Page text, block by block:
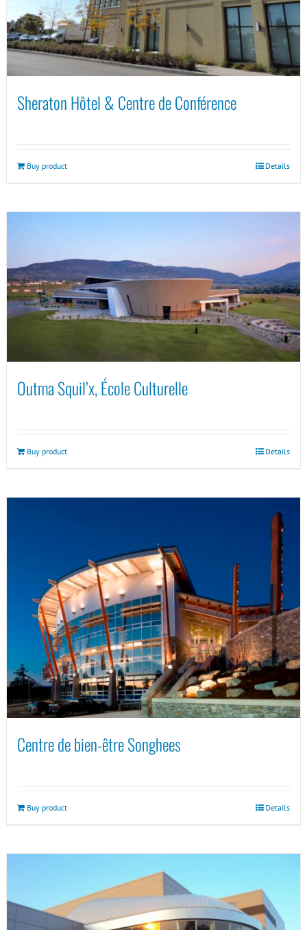
Sheraton Hôtel & Centre de Conférence
Buy product Details
Outma Squil’x, École Culturelle
Buy product Details
Centre de bien-être Songhees
Buy product Details